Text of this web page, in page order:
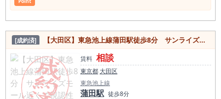
[成約済] 【大田区】東急池上線蒲田駅徒歩8分 サンライズモール近くで視認性良好◎重軽食可能BAR居抜き物件
賃料 相談
東京都 大田区
東急池上線
蒲田駅 徒歩8分